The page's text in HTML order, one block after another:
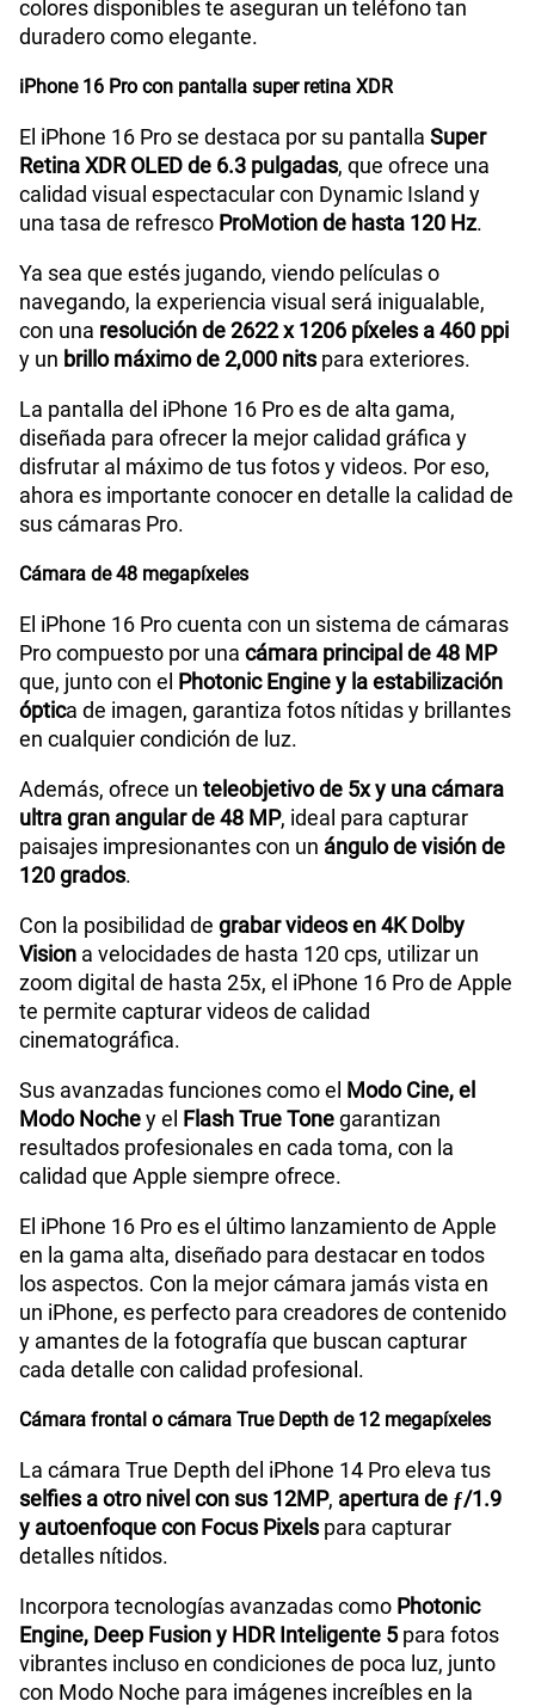
colores disponibles te aseguran un teléfono tan
duradero como elegante.
iPhone 16 Pro con pantalla super retina XDR
El iPhone 16 Pro se destaca por su pantalla Super
Retina XDR OLED de 6.3 pulgadas, que ofrece una
calidad visual espectacular con Dynamic Island y
una tasa de refresco ProMotion de hasta 120 Hz.
Ya sea que estés jugando, viendo películas o
navegando, la experiencia visual será inigualable,
con una resolución de 2622 x 1206 píxeles a 460 ppi
y un brillo máximo de 2,000 nitspara exteriores.
La pantalla del iPhone 16 Pro es de alta gama,
diseñada para ofrecer la mejor calidad gráfica y
disfrutar al máximo de tus fotos y videos. Por eso,
ahora es importante conocer en detalle la calidad de
sus cámaras Pro.
Cámara de 48 megapíxeles
El iPhone 16 Pro cuenta con un sistema de cámaras
Pro compuesto por una cámara principal de 48 MP
que, junto con el Photonic Engine y la estabilización
óptica de imagen, garantiza fotos nítidas y brillantes
en cualquier condición de luz.
Además, ofrece un teleobjetivo de 5x y una cámara
ultra gran angular de 48 MP, ideal para capturar
paisajes impresionantes con un ángulo de visión de
120 grados.
Con la posibilidad de grabar videos en 4K Dolby
Vision a velocidades de hasta 120 cps, utilizar un
zoom digital de hasta 25x, el iPhone 16 Pro de Apple
te permite capturar videos de calidad
cinematográfica.
Sus avanzadas funciones como el Modo Cine, el
Modo Nochey el Flash True Tonegarantizan
resultados profesionales en cada toma, con la
calidad que Apple siempre ofrece.
El iPhone 16 Pro es el último lanzamiento de Apple
en la gama alta, diseñado para destacar en todos
los aspectos. Con la mejor cámara jamás vista en
un iPhone, es perfecto para creadores de contenido
y amantes de la fotografía que buscan capturar
cada detalle con calidad profesional.
Cámara frontal o cámara True Depth de 12 megapíxeles
La cámara True Depth del iPhone 14 Pro eleva tus
selfies a otro nivel con sus 12MP, apertura de ƒ/1.9
y autoenfoque con Focus Pixelspara capturar
detalles nítidos.
Incorpora tecnologías avanzadas como Photonic
Engine, Deep Fusion y HDR Inteligente 5para fotos
vibrantes incluso en condiciones de poca luz, junto
con Modo Noche para imágenes increíbles en la